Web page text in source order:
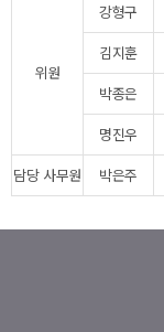
위원
강형구
김지훈
박종은
명진우
담당 사무원
박은주